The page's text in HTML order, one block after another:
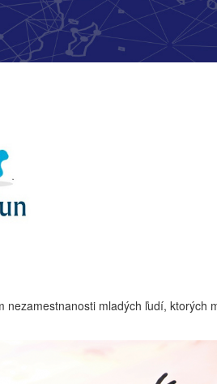
nezamestnanosti mladých ľudí, ktorých